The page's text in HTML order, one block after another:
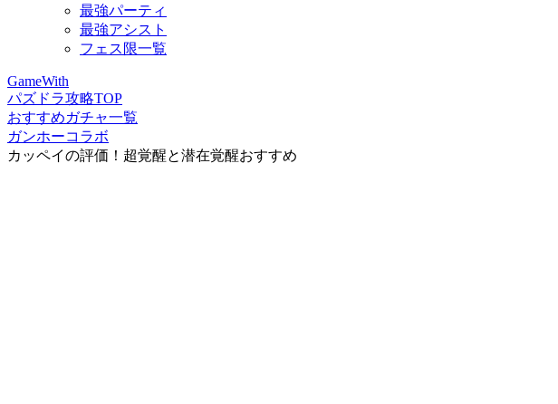
最強パーティ
最強アシスト
フェス限一覧
GameWith
パズドラ攻略TOP
おすすめガチャ一覧
ガンホーコラボ
カッペイの評価！超覚醒と潜在覚醒おすすめ